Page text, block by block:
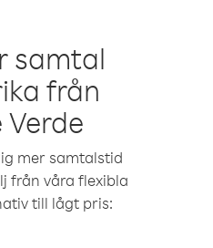
samtal
från
Verde
mer samtalstid
från våra flexibla
till lågt pris: